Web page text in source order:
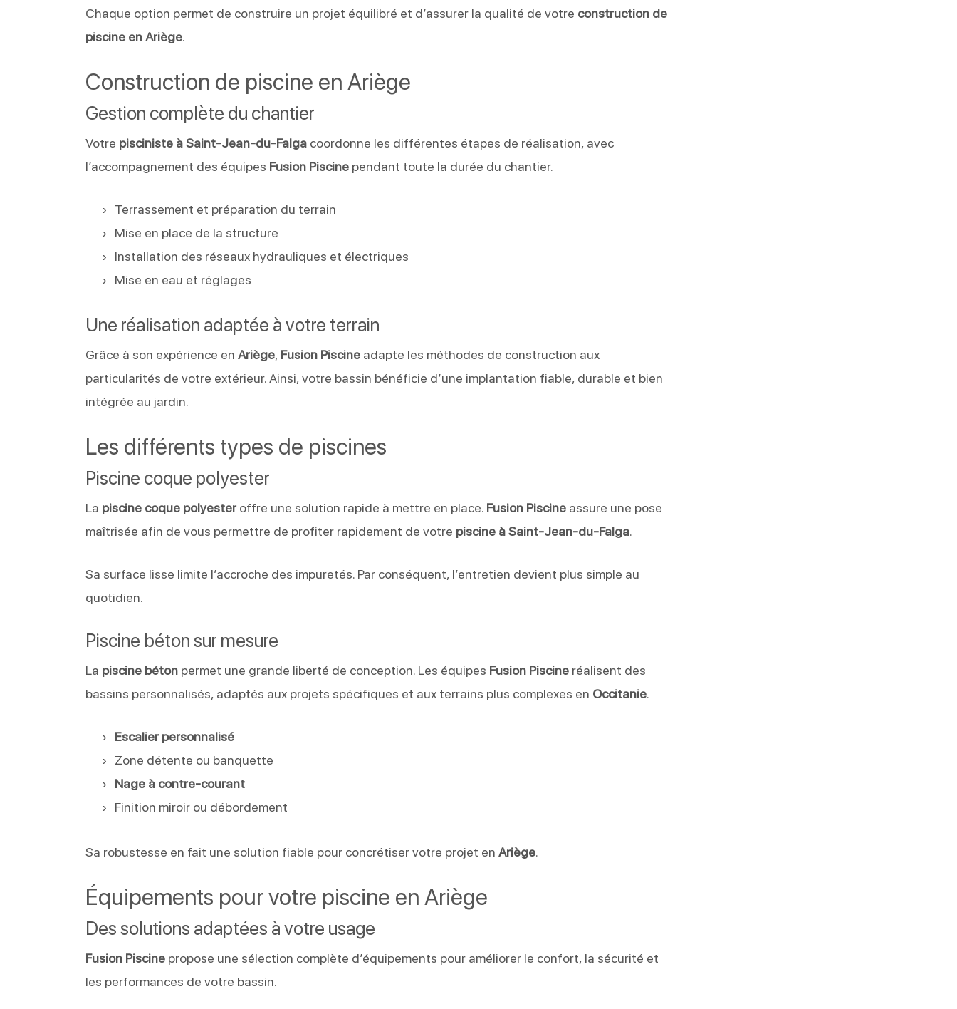
Chaque option permet de construire un projet équilibré et d’assurer la qualité de votre construction de
piscine en Ariège.
Construction de piscine en Ariège
Gestion complète du chantier
Votre pisciniste à Saint-Jean-du-Falga coordonne les différentes étapes de réalisation, avec
l’accompagnement des équipes Fusion Piscine pendant toute la durée du chantier.
Terrassement et préparation du terrain
Mise en place de la structure
Installation des réseaux hydrauliques et électriques
Mise en eau et réglages
Une réalisation adaptée à votre terrain
Grâce à son expérience enAriège, Fusion Piscine adapte les méthodes de construction aux
particularités de votre extérieur. Ainsi, votre bassin bénéficie d’une implantation fiable, durable et bien
intégrée au jardin.
Les différents types de piscines
Piscine coque polyester
La piscine coque polyester offre une solution rapide à mettre en place. Fusion Piscine assure une pose
maîtrisée afin de vous permettre de profiter rapidement de votre piscine à Saint-Jean-du-Falga.
Sa surface lisse limite l’accroche des impuretés. Par conséquent, l’entretien devient plus simple au
quotidien.
Piscine béton sur mesure
La piscine béton permet une grande liberté de conception. Les équipes Fusion Piscine réalisent des
bassins personnalisés, adaptés aux projets spécifiques et aux terrains plus complexes en Occitanie.
Escalier personnalisé
Zone détente ou banquette
Nage à contre-courant
Finition miroir ou débordement
Sa robustesse en fait une solution fiable pour concrétiser votre projet enAriège.
Équipements pour votre piscine en Ariège
Des solutions adaptées à votre usage
Fusion Piscine propose une sélection complète d’équipements pour améliorer le confort, la sécurité et
les performances de votre bassin.